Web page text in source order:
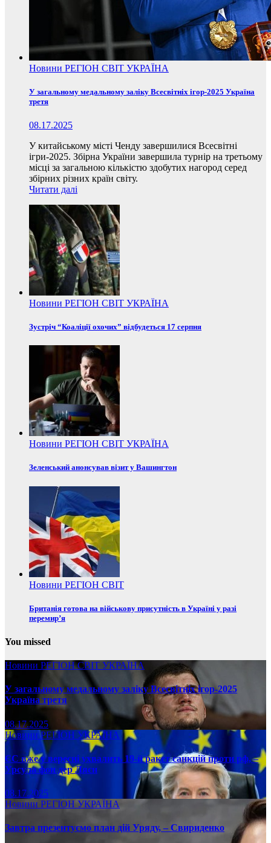
Новини РЕГІОН СВІТ УКРАЇНА
У загальному медальному заліку Всесвітніх ігор-2025 Україна
третя
08.17.2025
У китайському місті Ченду завершилися Всесвітні
ігри-2025. Збірна України завершила турнір на третьому
місці за загальною кількістю здобутих нагород серед
збірних різних країн світу.
Читати далі
Новини РЕГІОН СВІТ УКРАЇНА
Зустріч “Коаліції охочих” відбудеться 17 серпня
Новини РЕГІОН СВІТ УКРАЇНА
Зеленський анонсував візит у Вашингтон
Новини РЕГІОН СВІТ
Британія готова на військову присутність в Україні у разі
перемир’я
You missed
Новини РЕГІОНСВІТ УКРАЇНА
У загальному медальному заліку Всесвітніх ігор-2025
Україна третя
08.17.2025
НовиниРЕГІОН УКРАЇНА
ЄС вже у вересні ухвалить 19-й ракет санкцій проти рф, –
Урсула фон дер Ляєн
08.17.2025
Новини РЕГІОН УКРАЇНА
Завтра презентуємо план дій Уряду, – Свириденко